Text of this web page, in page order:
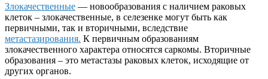
Злокачественные — новообразования с наличием раковых
клеток – злокачественные, в селезенке могут быть как
первичными, так и вторичными, вследствие
метастазирования. К первичным образованиям
злокачественного характера относятся саркомы. Вторичные
образования – это метастазы раковых клеток, исходящие от
других органов.